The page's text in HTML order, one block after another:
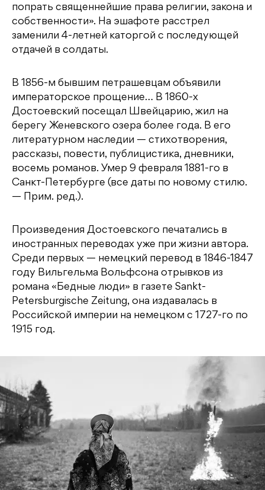
попрать священнейшие права религии, закона и
собственности». На эшафоте расстрел
заменили 4-летней каторгой с последующей
отдачей в солдаты.
В 1856-м бывшим петрашевцам объявили
императорское прощение… В 1860-х
Достоевский посещал Швейцарию, жил на
берегу Женевского озера более года. В его
литературном наследии — стихотворения,
рассказы, повести, публицистика, дневники,
восемь романов. Умер 9 февраля 1881-го в
Санкт-Петербурге (все даты по новому стилю.
— Прим. ред.).
Произведения Достоевского печатались в
иностранных переводах уже при жизни автора.
Среди первых — немецкий перевод в 1846-1847
году Вильгельма Вольфсона отрывков из
романа «Бедные люди» в газете Sankt-
Petersburgische Zeitung, она издавалась в
Российской империи на немецком с 1727-го по
1915 год.